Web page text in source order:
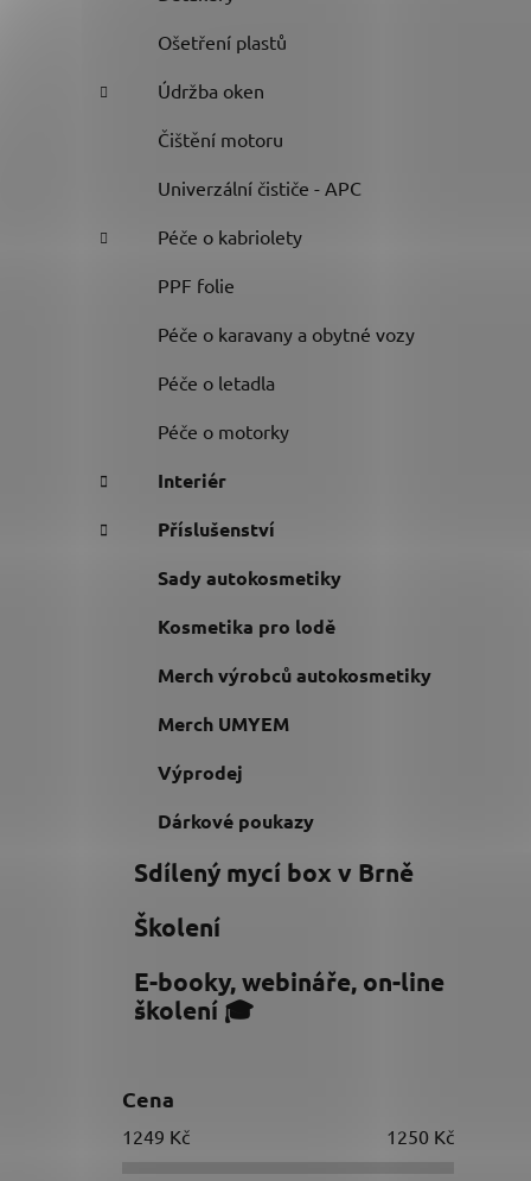
Ošetření plastů
Údržba oken
Čištění motoru
Univerzální čističe - APC
Péče o kabriolety
PPF folie
Péče o karavany a obytné vozy
Péče o letadla
Péče o motorky
Interiér
Příslušenství
Sady autokosmetiky
Kosmetika pro lodě
Merch výrobců autokosmetiky
Merch UMYEM
Výprodej
Dárkové poukazy
Sdílený mycí box v Brně
Školení
E-booky, webináře, on-line
školení 🎓
Cena
1249 Kč 1250 Kč